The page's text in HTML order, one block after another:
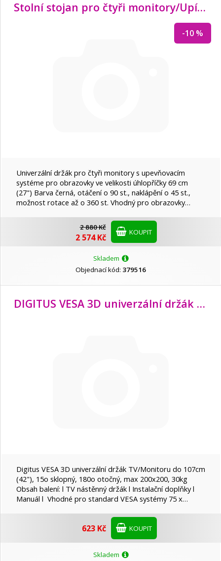
Stolní stojan pro čtyři monitory/Upínací držáky, černý 15-27 ", max. Zatížení 4x8 kg, VESA max. 100x100
-10 %
Univerzální držák pro čtyři monitory s upevňovacím
systéme pro obrazovky ve velikosti úhlopříčky 69 cm
(27") Barva černá, otáčení o 90 st., naklápění o 45 st.,
možnost rotace až o 360 st. Vhodný pro obrazovky…
2 880 Kč
2 574 Kč KOUPIT
Skladem
Objednací kód: 379516
DIGITUS VESA 3D univerzální držák TV/
Digitus VESA 3D univerzální držák TV/Monitoru do 107cm
(42"), 15o sklopný, 180o otočný, max 200x200, 30kg
Obsah balení: l TV nástěnný držák l Instalační doplňky l
Manuál l Vhodné pro standard VESA systémy 75 x…
623 Kč KOUPIT
Skladem